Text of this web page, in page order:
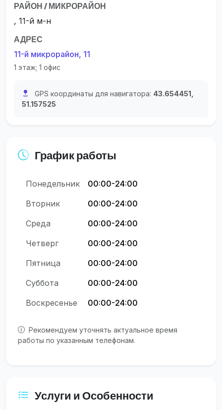
РАЙОН / МИКРОРАЙОН
, 11-й м-н
АДРЕС
11-й микрорайон, 11
1 этаж; 1 офис
GPS координаты для навигатора: 43.654451,
51.157525
График работы
Понедельник
00:00-24:00
Вторник
00:00-24:00
Среда
00:00-24:00
Четверг
00:00-24:00
Пятница
00:00-24:00
Суббота
00:00-24:00
Воскресенье
00:00-24:00
Рекомендуем уточнять актуальное время
работы по указанным телефонам.
Услуги и Особенности